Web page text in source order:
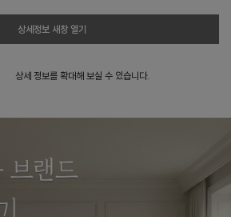
상세정보 새창 열기
상세 정보를 확대해 보실 수 있습니다.